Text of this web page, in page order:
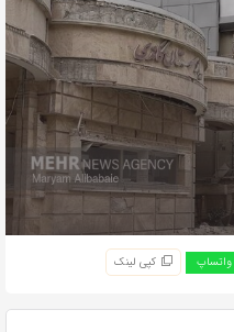
واتساپ کپی لینک